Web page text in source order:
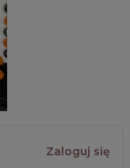
Zaloguj się